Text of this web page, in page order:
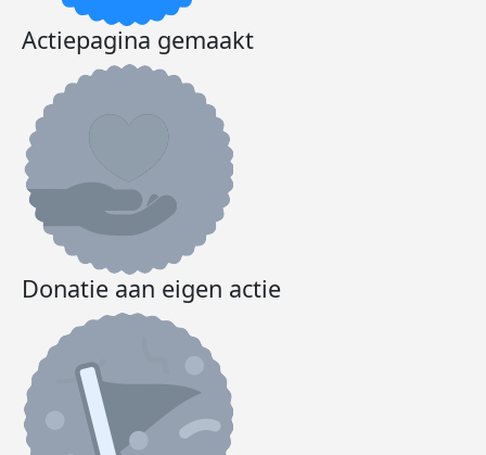
Actiepagina gemaakt
Donatie aan eigen actie